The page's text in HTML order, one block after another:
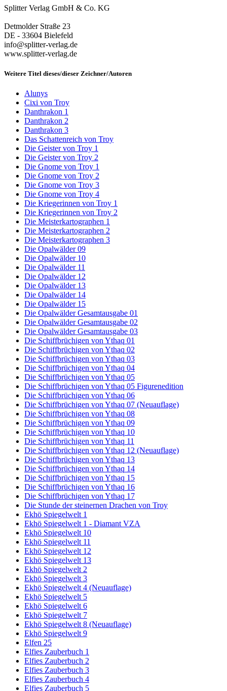
Splitter Verlag GmbH & Co. KG
Detmolder Straße 23
DE - 33604 Bielefeld
info@splitter-verlag.de
www.splitter-verlag.de
Weitere Titel dieses/dieser Zeichner/Autoren
Alunys
Cixi von Troy
Danthrakon 1
Danthrakon 2
Danthrakon 3
Das Schattenreich von Troy
Die Geister von Troy 1
Die Geister von Troy 2
Die Gnome von Troy 1
Die Gnome von Troy 2
Die Gnome von Troy 3
Die Gnome von Troy 4
Die Kriegerinnen von Troy 1
Die Kriegerinnen von Troy 2
Die Meisterkartographen 1
Die Meisterkartographen 2
Die Meisterkartographen 3
Die Opalwälder 09
Die Opalwälder 10
Die Opalwälder 11
Die Opalwälder 12
Die Opalwälder 13
Die Opalwälder 14
Die Opalwälder 15
Die Opalwälder Gesamtausgabe 01
Die Opalwälder Gesamtausgabe 02
Die Opalwälder Gesamtausgabe 03
Die Schiffbrüchigen von Ythaq 01
Die Schiffbrüchigen von Ythaq 02
Die Schiffbrüchigen von Ythaq 03
Die Schiffbrüchigen von Ythaq 04
Die Schiffbrüchigen von Ythaq 05
Die Schiffbrüchigen von Ythaq 05 Figurenedition
Die Schiffbrüchigen von Ythaq 06
Die Schiffbrüchigen von Ythaq 07 (Neuauflage)
Die Schiffbrüchigen von Ythaq 08
Die Schiffbrüchigen von Ythaq 09
Die Schiffbrüchigen von Ythaq 10
Die Schiffbrüchigen von Ythaq 11
Die Schiffbrüchigen von Ythaq 12 (Neuauflage)
Die Schiffbrüchigen von Ythaq 13
Die Schiffbrüchigen von Ythaq 14
Die Schiffbrüchigen von Ythaq 15
Die Schiffbrüchigen von Ythaq 16
Die Schiffbrüchigen von Ythaq 17
Die Stunde der steinernen Drachen von Troy
Ekhö Spiegelwelt 1
Ekhö Spiegelwelt 1 - Diamant VZA
Ekhö Spiegelwelt 10
Ekhö Spiegelwelt 11
Ekhö Spiegelwelt 12
Ekhö Spiegelwelt 13
Ekhö Spiegelwelt 2
Ekhö Spiegelwelt 3
Ekhö Spiegelwelt 4 (Neuauflage)
Ekhö Spiegelwelt 5
Ekhö Spiegelwelt 6
Ekhö Spiegelwelt 7
Ekhö Spiegelwelt 8 (Neuauflage)
Ekhö Spiegelwelt 9
Elfen 25
Elfies Zauberbuch 1
Elfies Zauberbuch 2
Elfies Zauberbuch 3
Elfies Zauberbuch 4
Elfies Zauberbuch 5